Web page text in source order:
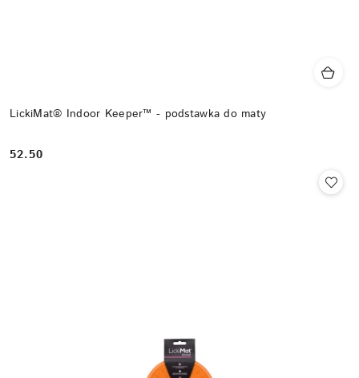
LickiMat® Indoor Keeper™ - podstawka do maty
Cena:
52.50